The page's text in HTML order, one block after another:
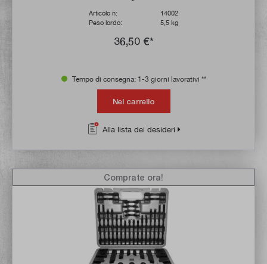
Articolo n:
14002
Peso lordo:
5,5 kg
36,50 €*
Tempo di consegna: 1-3 giorni lavorativi **
Nel carrello
Alla lista dei desideri
Comprate ora!